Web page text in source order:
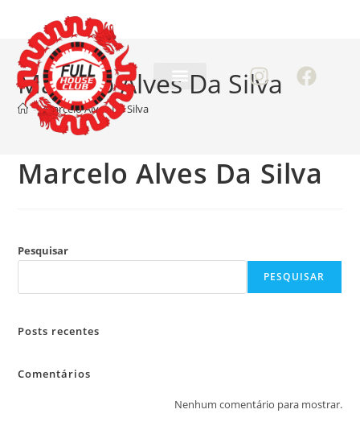
Marcelo Alves Da Silva
> Marcelo Alves Da Silva
Marcelo Alves Da Silva
Pesquisar
PESQUISAR
Posts recentes
Comentários
Nenhum comentário para mostrar.